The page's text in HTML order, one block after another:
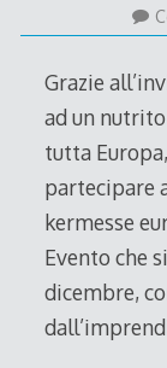
Grazie
ad un
tutta
partecipare
kermesse
Evento che
dicembre,